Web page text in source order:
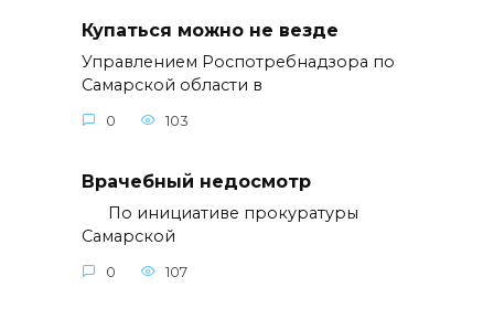
Купаться можно не везде
Управлением Роспотребнадзора по
Самарской области в
0 103
Врачебный недосмотр
По инициативе прокуратуры
Самарской
0 107